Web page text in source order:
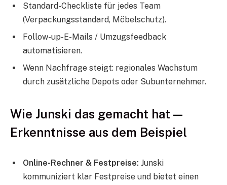
Standard-Checkliste für jedes Team
(Verpackungsstandard, Möbelschutz).
Follow-up-E-Mails / Umzugsfeedback
automatisieren.
Wenn Nachfrage steigt: regionales Wachstum
durch zusätzliche Depots oder Subunternehmer.
Wie Junski das gemacht hat —
Erkenntnisse aus dem Beispiel
Online-Rechner & Festpreise: Junski
kommuniziert klar Festpreise und bietet einen